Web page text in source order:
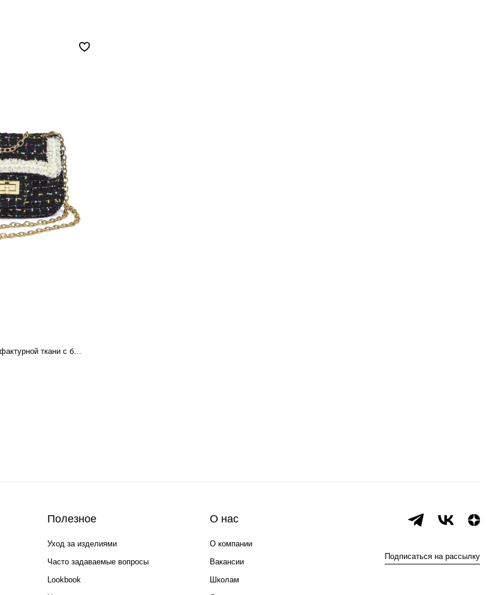
Сумочка на цепочке из фактурной ткани с бахромой и жемчужной нитью
Полезное
Уход за изделиями
Часто задаваемые вопросы
Lookbook
О нас
О компании
Вакансии
Школам
Подписаться на рассылку